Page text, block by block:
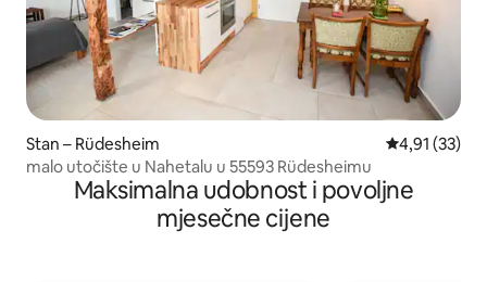
Stan – Rüdesheim Prosječna
4,91 (33)
malo utočište u Nahetalu u 55593 Rüdesheimu
Maksimalna udobnost i povoljne
mjesečne cijene